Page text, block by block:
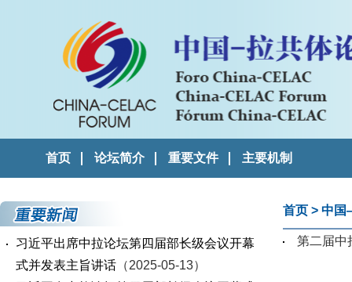
首页 论坛简介 重要文件 主要机制
习近平出席中拉论坛第四届部长级会议开幕
式并发表主旨讲话 （2025-05-13）
首页 > 中国
第二届中